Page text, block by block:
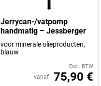
Jerrycan-/vatpomp
handmatig – Jessberger
voor minerale olieproducten,
blauw
Excl. BTW
vanaf 75,90 €